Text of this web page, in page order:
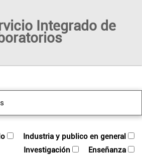
Integrado de
industria y publico en general
investigación
enseñanza